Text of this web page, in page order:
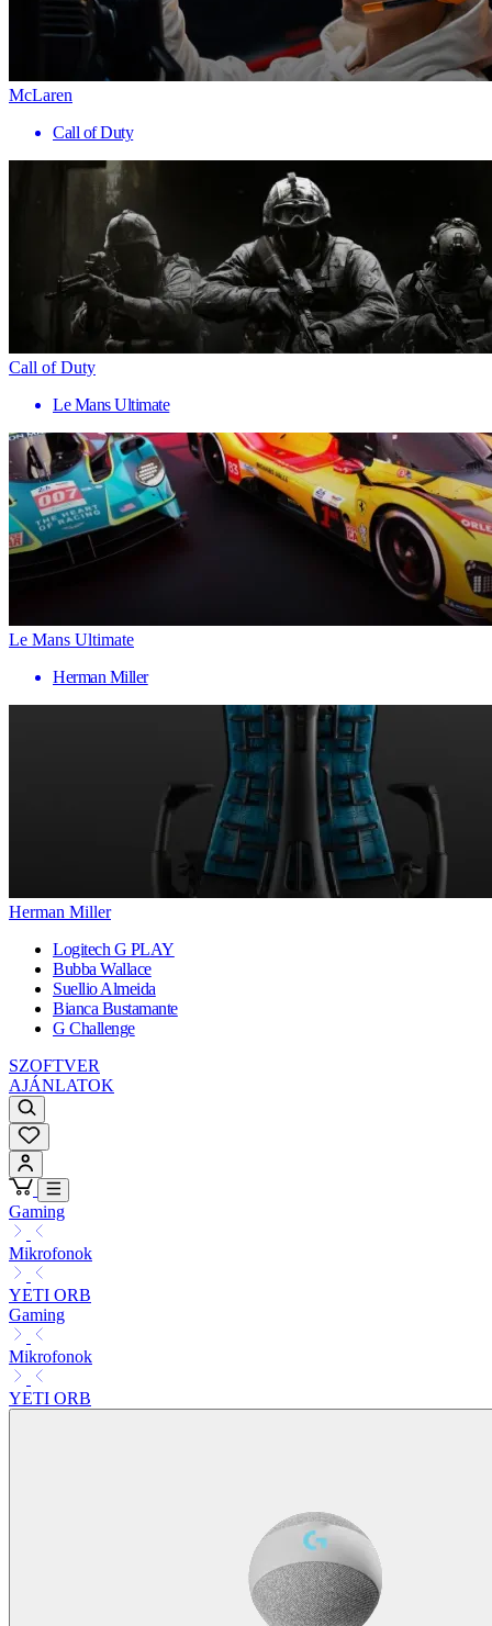
McLaren
Call of Duty
Call of Duty
Le Mans Ultimate
Le Mans Ultimate
Herman Miller
Herman Miller
Logitech G PLAY
Bubba Wallace
Suellio Almeida
Bianca Bustamante
G Challenge
SZOFTVER
AJÁNLATOK
Gaming
Mikrofonok
YETI ORB
Gaming
Mikrofonok
YETI ORB